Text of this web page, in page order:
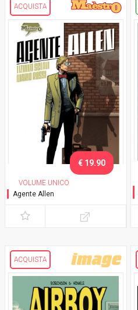
ACQUISTA
VOLUME UNICO
Agente Allen
€ 19.90
ACQUISTA